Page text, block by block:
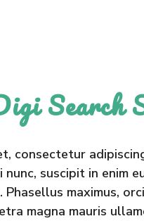
Search
consectetur
nunc, suscipit in enim
Phasellus maximus,
magna mauris